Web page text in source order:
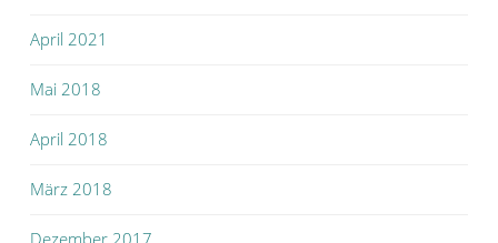
April 2021
Mai 2018
April 2018
März 2018
Dezember 2017